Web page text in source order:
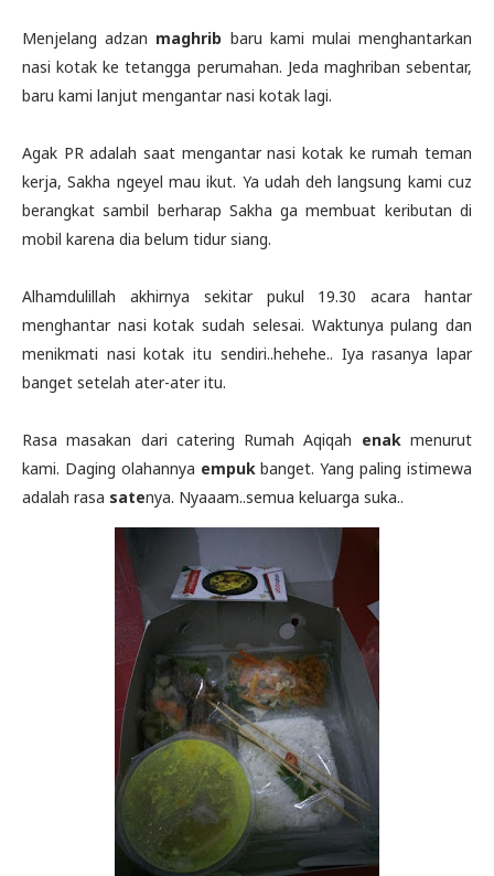
Menjelang adzan maghrib baru kami mulai menghantarkan
nasi kotak ke tetangga perumahan. Jeda maghriban sebentar,
baru kami lanjut mengantar nasi kotak lagi.
Agak PR adalah saat mengantar nasi kotak ke rumah teman
kerja, Sakha ngeyel mau ikut. Ya udah deh langsung kami cuz
berangkat sambil berharap Sakha ga membuat keributan di
mobil karena dia belum tidur siang.
Alhamdulillah akhirnya sekitar pukul 19.30 acara hantar
menghantar nasi kotak sudah selesai. Waktunya pulang dan
menikmati nasi kotak itu sendiri..hehehe.. Iya rasanya lapar
banget setelah ater-ater itu.
Rasa masakan dari catering Rumah Aqiqah enakmenurut
kami. Daging olahannya empukbanget. Yang paling istimewa
adalah rasa satenya. Nyaaam..semua keluarga suka..